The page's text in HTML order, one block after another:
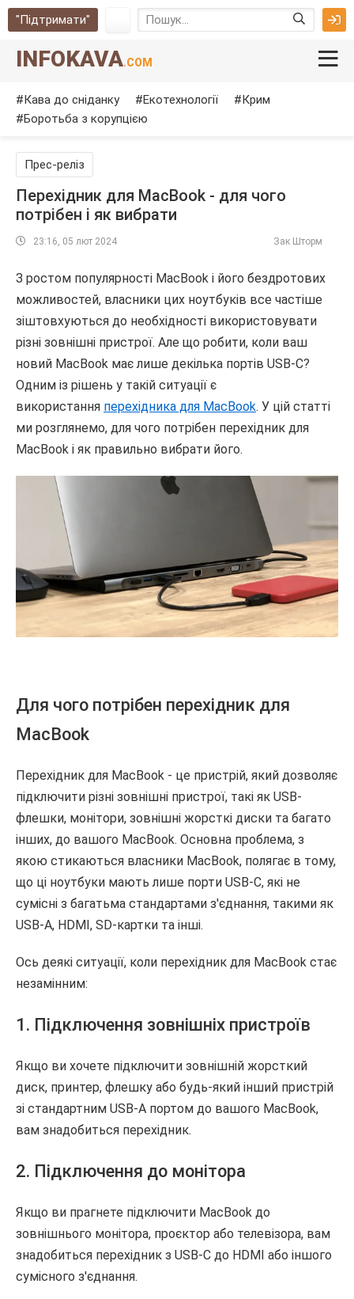
"Підтримати"
INFOKAVA.COM
Кава до сніданку Екотехнології
Крим
Боротьба з корупцією
Прес-реліз
Перехідник для MacBook - для чого
потрібен і як вибрати
23:16, 05 лют 2024 Зак Шторм
З ростом популярності MacBook і його бездротових
можливостей, власники цих ноутбуків все частіше
зіштовхуються до необхідності використовувати
різні зовнішні пристрої. Але що робити, коли ваш
новий MacBook має лише декілька портів USB-C?
Одним із рішень у такій ситуації є
використання перехідника для MacBook. У цій статті
ми розглянемо, для чого потрібен перехідник для
MacBook і як правильно вибрати його.
Для чого потрібен перехідник для
MacBook
Перехідник для MacBook - це пристрій, який дозволяє
підключити різні зовнішні пристрої, такі як USB-
флешки, монітори, зовнішні жорсткі диски та багато
інших, до вашого MacBook. Основна проблема, з
якою стикаються власники MacBook, полягає в тому,
що ці ноутбуки мають лише порти USB-C, які не
сумісні з багатьма стандартами з'єднання, такими як
USB-A, HDMI, SD-картки та інші.
Ось деякі ситуації, коли перехідник для MacBook стає
незамінним:
1. Підключення зовнішніх пристроїв
Якщо ви хочете підключити зовнішній жорсткий
диск, принтер, флешку або будь-який інший пристрій
зі стандартним USB-A портом до вашого MacBook,
вам знадобиться перехідник.
2. Підключення до монітора
Якщо ви прагнете підключити MacBook до
зовнішнього монітора, проєктор або телевізора, вам
знадобиться перехідник з USB-C до HDMI або іншого
сумісного з'єднання.